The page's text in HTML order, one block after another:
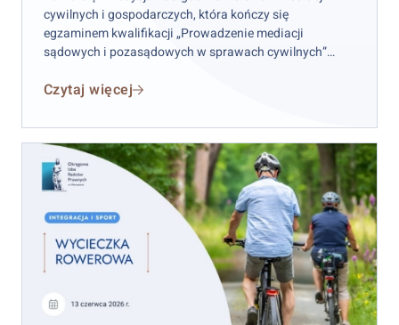
edycja
jesienna
2026
cywilnych i gospodarczych, która kończy się
egzaminem kwalifikacji „Prowadzenie mediacji
sądowych i pozasądowych w sprawach cywilnych”
Kwalifikacji organizowanego przez
W kameralnej grupie, nieprzekraczającej ok. 20 osób i
dzięki wsparciu różnorodnej grupy doświadczonych
trenerów, uczestnicy poznają wiele różnych aspektów
związanych z mediacją.
Czytaj więcej